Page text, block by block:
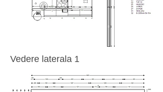
Vedere laterala 1